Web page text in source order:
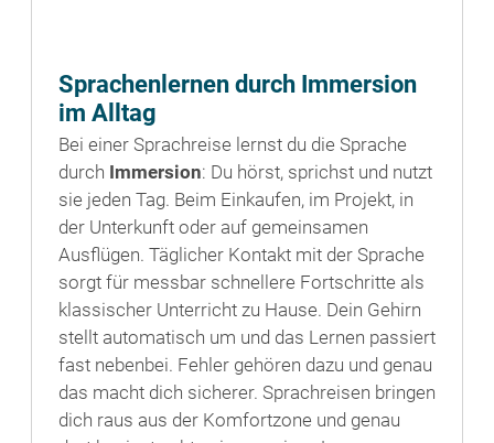
Sprachenlernen durch Immersion
im Alltag
Bei einer Sprachreise lernst du die Sprache
durch Immersion: Du hörst, sprichst und nutzt
sie jeden Tag. Beim Einkaufen, im Projekt, in
der Unterkunft oder auf gemeinsamen
Ausflügen. Täglicher Kontakt mit der Sprache
sorgt für messbar schnellere Fortschritte als
klassischer Unterricht zu Hause. Dein Gehirn
stellt automatisch um und das Lernen passiert
fast nebenbei. Fehler gehören dazu und genau
das macht dich sicherer. Sprachreisen bringen
dich raus aus der Komfortzone und genau